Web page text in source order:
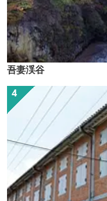
吾妻渓谷